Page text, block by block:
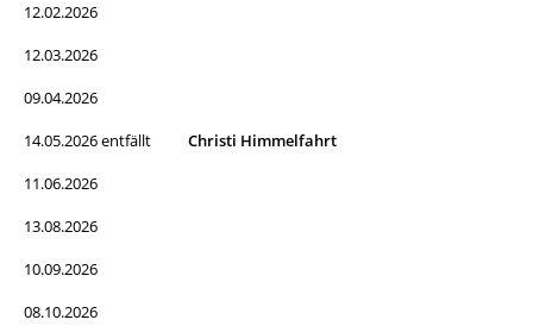
12.02.2026
12.03.2026
09.04.2026
14.05.2026 entfällt Christi Himmelfahrt
11.06.2026
13.08.2026
10.09.2026
08.10.2026